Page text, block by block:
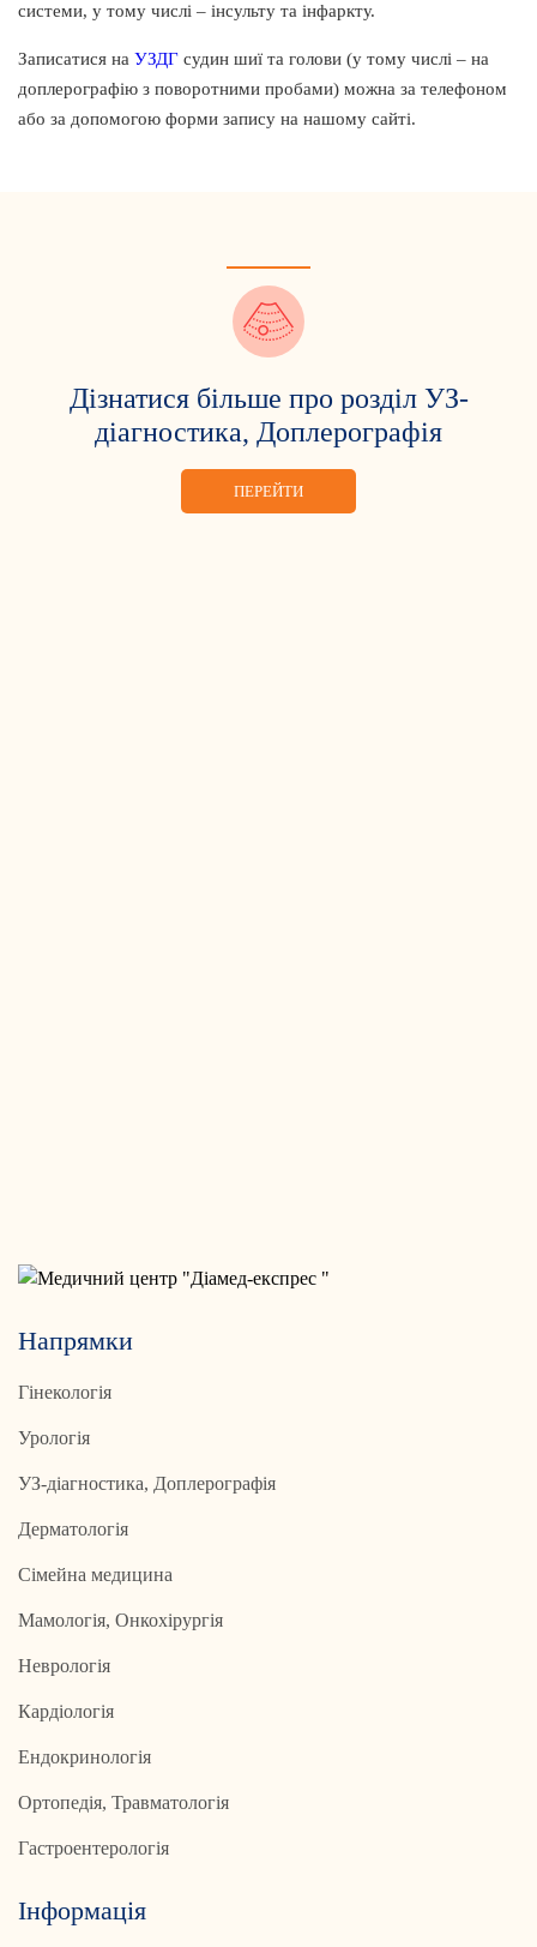
системи, у тому числі – інсульту та інфаркту.
Записатися на УЗДГ судин шиї та голови (у тому числі – на
доплерографію з поворотними пробами) можна за телефоном
або за допомогою форми запису на нашому сайті.
Дізнатися більше про розділ УЗ-
діагностика, Доплерографія
ПЕРЕЙТИ
Напрямки
Гінекологія
Урологія
УЗ-діагностика, Доплерографія
Дерматологія
Сімейна медицина
Мамологія, Онкохірургія
Неврологія
Кардіологія
Ендокринологія
Ортопедія, Травматологія
Гастроентерологія
Інформація